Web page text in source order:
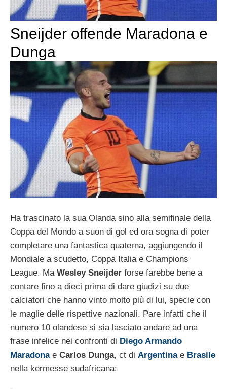
Sneijder offende Maradona e
Dunga
Ha trascinato la sua Olanda sino alla semifinale della
Coppa del Mondo a suon di gol ed ora sogna di poter
completare una fantastica quaterna, aggiungendo il
Mondiale a scudetto, Coppa Italia e Champions
League. Ma Wesley Sneijder forse farebbe bene a
contare fino a dieci prima di dare giudizi su due
calciatori che hanno vinto molto più di lui, specie con
le maglie delle rispettive nazionali. Pare infatti che il
numero 10 olandese si sia lasciato andare ad una
frase infelice nei confronti di Diego Armando
Maradonae Carlos Dunga, ct di Argentinae Brasile
nella kermesse sudafricana: